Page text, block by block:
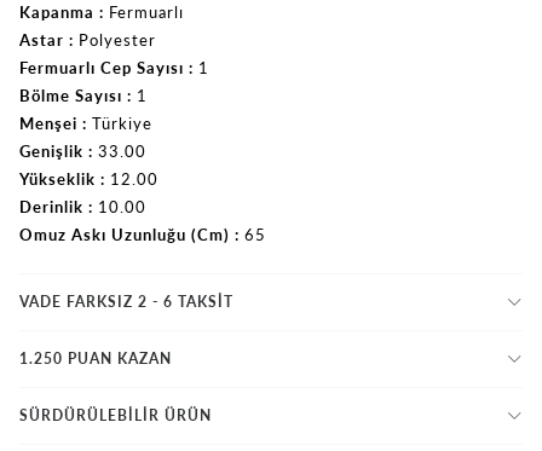
Kapanma
Fermuarlı
Astar
Polyester
Fermuarlı Cep Sayısı
1
Bölme Sayısı
1
Menşei
Türkiye
Genişlik
33.00
Yükseklik
12.00
Derinlik
10.00
Omuz Askı Uzunluğu (Cm)
65
VADE FARKSIZ 2 - 6 TAKSIT
1.250 PUAN KAZAN
SÜRDÜRÜLEBİLİR ÜRÜN